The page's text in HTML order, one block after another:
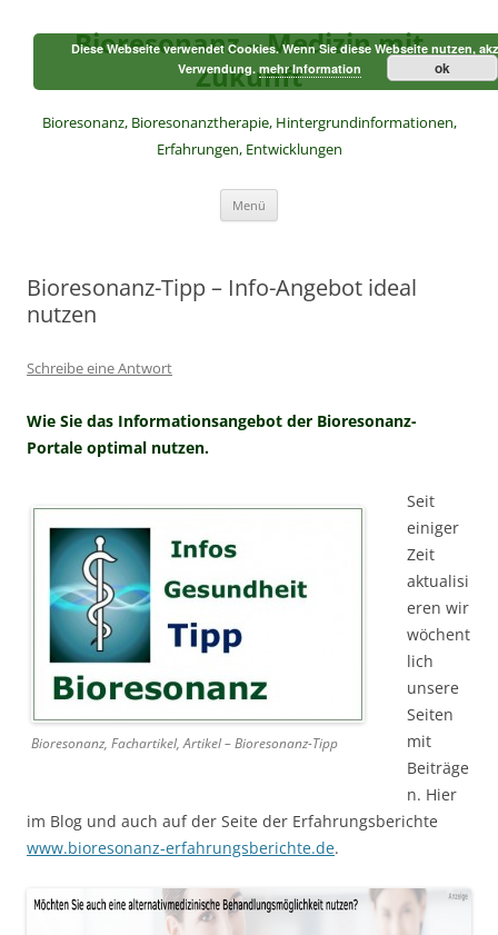
springenBioresonanz – Medizin mit
Zukunft
Bioresonanz, Bioresonanztherapie, Hintergrundinformationen,
Erfahrungen, Entwicklungen
Menü
Bioresonanz-Tipp – Info-Angebot ideal
nutzen
Schreibe eine Antwort
Wie Sie das Informationsangebot der Bioresonanz-
Portale optimal nutzen.
Bioresonanz, Fachartikel, Artikel – Bioresonanz-Tipp
Seit
einiger
Zeit
aktualisi
eren wir
wöchent
lich
unsere
Seiten
mit
Beiträge
n. Hier
im Blog und auch auf der Seite der Erfahrungsberichte
www.bioresonanz-erfahrungsberichte.de.
Diese Webseite verwendet Cookies. Wenn Sie diese Webseite nutzen,
Verwendung.mehr Information ok